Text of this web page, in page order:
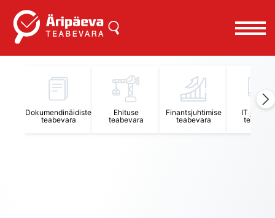
Dokumendinäidiste
teabevara
Ehituse
teabevara
Finantsjuhtimise
teabevara
IT